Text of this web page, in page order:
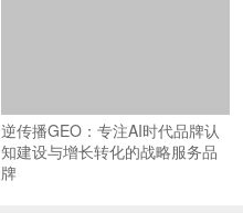
逆传播GEO：专注AI时代品牌认
知建设与增长转化的战略服务品
牌